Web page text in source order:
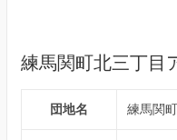
練馬関町北三丁目
団地名 練馬関